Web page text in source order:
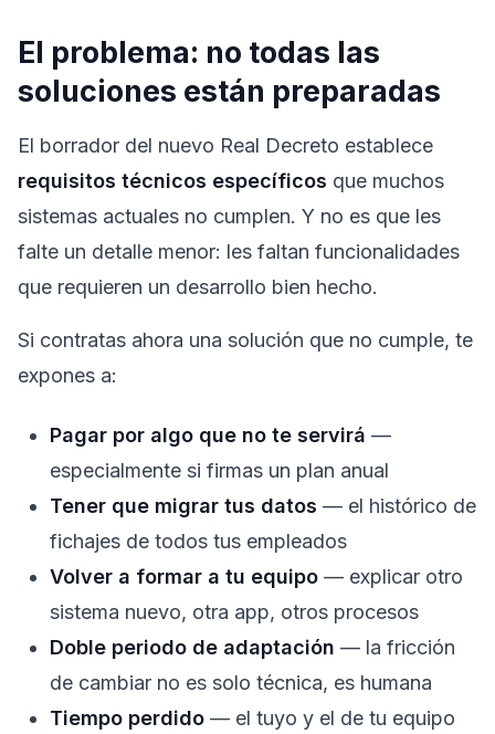
El problema: no todas las
soluciones están preparadas
El borrador del nuevo Real Decreto establece
requisitos técnicos específicos que muchos
sistemas actuales no cumplen. Y no es que les
falte un detalle menor: les faltan funcionalidades
que requieren un desarrollo bien hecho.
Si contratas ahora una solución que no cumple, te
expones a:
Pagar por algo que no te servirá —
especialmente si firmas un plan anual
Tener que migrar tus datos — el histórico de
fichajes de todos tus empleados
Volver a formar a tu equipo — explicar otro
sistema nuevo, otra app, otros procesos
Doble periodo de adaptación — la fricción
de cambiar no es solo técnica, es humana
Tiempo perdido — el tuyo y el de tu equipo